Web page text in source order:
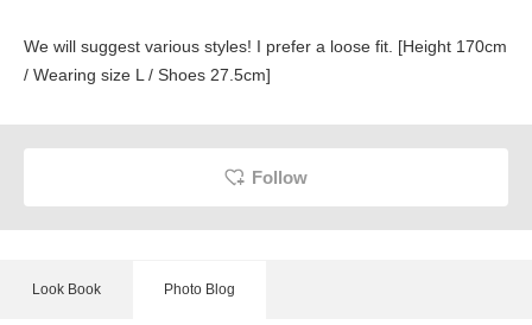
We will suggest various styles! I prefer a loose fit. [Height 170cm
/ Wearing size L / Shoes 27.5cm]
Follow
Look Book Photo Blog